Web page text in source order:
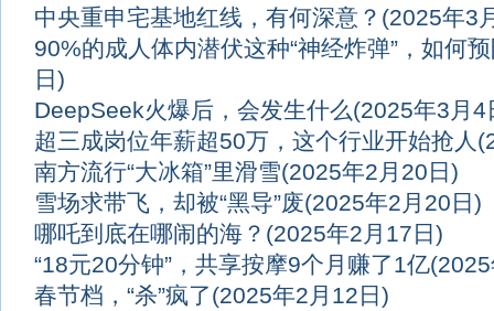
中央重申宅基地红线，有何深意？ (2025年3
90%的成人体内潜伏这种“神经炸弹”，如何
日)
DeepSeek火爆后，会发生什么(2025年3月4
超三成岗位年薪超50万，这个行业开始抢人
南方流行“大冰箱”里滑雪(2025年2月20日)
雪场求带飞，却被“黑导”废(2025年2月20日)
哪吒到底在哪闹的海？ (2025年2月17日)
“18元20分钟”，共享按摩9个月赚了1亿
春节档，“杀”疯了(2025年2月12日)